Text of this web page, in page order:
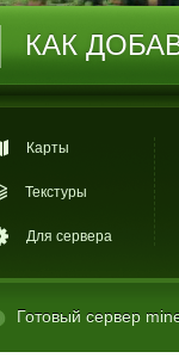
КАК
Карты
Текстуры
Для сервера
Готовый сервер